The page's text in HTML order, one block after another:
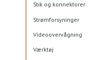
Stik og konnektorer
Strømforsyninger
Videoovervågning
Værktøj